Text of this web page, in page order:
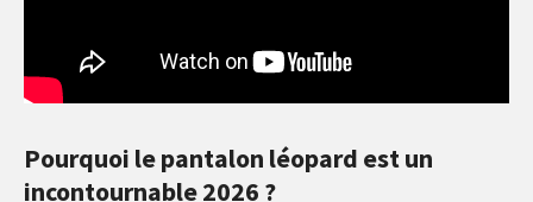
Pourquoi le pantalon léopard est un
incontournable 2026 ?